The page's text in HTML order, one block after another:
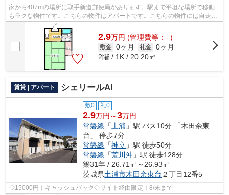
家から407mの場所に取手新道郵便局があります。駅まで平坦な場所で移動
もラクな物件です。こちらの物件はアパートです。こちらの物件には自走式
駐車場があります。お電話でアパートマ...
2.9万円 (管理費等：- )
敷金 0ヶ月 礼金 0ヶ月
2階 / 1K / 20.20㎡
賃貸 | アパート シェリールAI
敷0 礼0
2.9万円～3万円
常磐線 「土浦 」駅 バス10分 「木田余東
台」 停歩7分
常磐線 「神立 」駅 徒歩50分
常磐線 「荒川沖 」駅 徒歩128分
築31年 / 26.71㎡～26.93㎡
茨城県土浦市木田余東台 ２丁目12番5
◇15000円！キャッシュバック◇サイト経由限定！8/末まで